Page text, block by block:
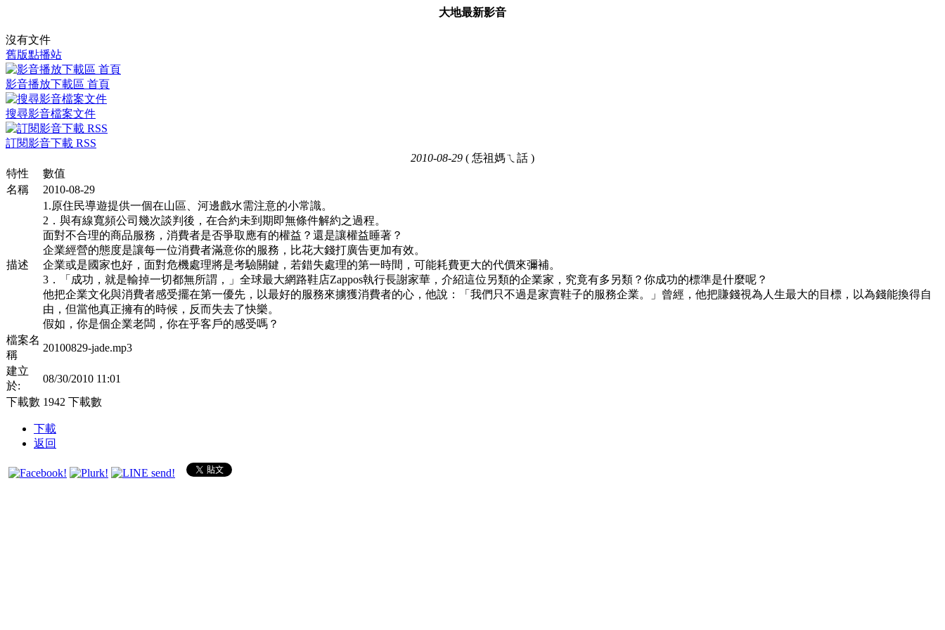
大地最新影音
沒有文件
舊版點播站
影音播放下載區 首頁
搜尋影音檔案文件
訂閱影音下載 RSS
2010-08-29 ( 恁祖媽ㄟ話 )
特性
數值
名稱
2010-08-29
描述
1.原住民導遊提供一個在山區、河邊戲水需注意的小常識。
2．與有線寬頻公司幾次談判後，在合約未到期即無條件解約之過程。
面對不合理的商品服務，消費者是否爭取應有的權益？還是讓權益睡著？
企業經營的態度是讓每一位消費者滿意你的服務，比花大錢打廣告更加有效。
企業或是國家也好，面對危機處理將是考驗關鍵，若錯失處理的第一時間，可能耗費更大的代價來彌補。
3．「成功，就是輸掉一切都無所謂，」全球最大網路鞋店Zappos執行長謝家華，介紹這位另類的企業家，究竟有多另類？你成功的標準是什麼呢？
他把企業文化與消費者感受擺在第一優先，以最好的服務來擄獲消費者的心，他說：「我們只不過是家賣鞋子的服務企業。」曾經，他把賺錢視為人生最大的目標，以為錢能換得自
由，但當他真正擁有的時候，反而失去了快樂。
假如，你是個企業老闆，你在乎客戶的感受嗎？
檔案名
稱
20100829-jade.mp3
建立
於:
08/30/2010 11:01
下載數 1942 下載數
下載
返回